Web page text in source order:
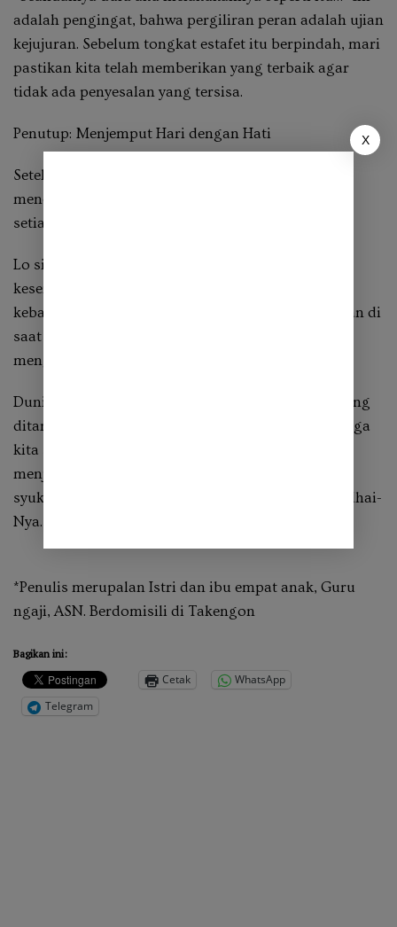
adalah pengingat, bahwa pergiliran peran adalah ujian
kejujuran. Sebelum tongkat estafet itu berpindah, mari
pastikan kita telah memberikan yang terbaik agar
tidak ada penyesalan yang tersisa.
Penutup: Menjemput Hari dengan Hati
Setelah 40 tahun, perenungan bukan lagi soal
mencapai ambisi, melainkan tentang memastikan
setiap langkah selaras dengan integritas.
Lo si serlo—ketika matahari masih menyinari
kesempatan—adalah saatnya untuk menanam
kebaikan sebanyak mungkin. Ingi si seringi—bahkan di
saat malam menyepi—adalah saatnya untuk
mengoreksi diri.
Dunia memang akan berakhir, namun kebaikan yang
ditanam dengan niat tulus akan tetap hidup. Semoga
kita senantiasa diberikan kekuatan untuk terus
menjaga kewaspadaan, menjemput hari dengan
syukur, dan menutup usia dengan bekal yang diridhai-
Nya.
*Penulis merupalan Istri dan ibu empat anak, Guru
ngaji, ASN. Berdomisili di Takengon
Bagikan ini:
Cetak
WhatsApp
Telegram
X